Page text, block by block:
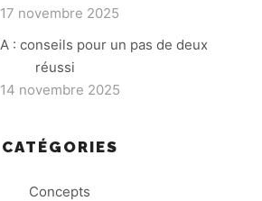
17 novembre 2025
: conseils pour un pas de deux
réussi
14 novembre 2025
CATÉGORIES
Concepts